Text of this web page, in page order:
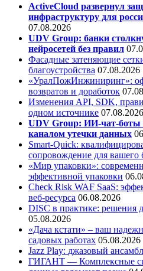
ActiveCloud развернул
инфраструктуру для
07.08.2026
UDV Group: банки
нейросетей без правил
Фасадные затеняющие
благоустройства 07.08.2026
«УралПожИнжиниринг»:
возвратов и доработок
Изменения API, SDK,
одном источнике 07.08.2026
UDV Group: ИИ-чат-боты
каналом утечки данных
Smart-Quick:
сопровождение для вашего
«Мир упаковки»:
эффективной упаковки
Check Risk WAF SaaS:
веб-ресурса 06.08.2026
DISC в практике: решения
05.08.2026
«Дача кстати» – ваш
садовых работах 05.08.2026
Jazz Play: джазовый
ГИГАНТ — Комплексные